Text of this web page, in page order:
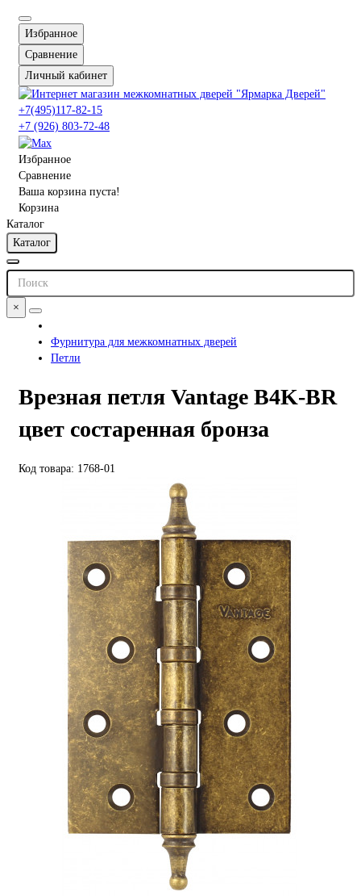
Избранное
Сравнение
Личный кабинет
+7(495)117-82-15
+7 (926) 803-72-48
Избранное
Сравнение
Ваша корзина пуста!
Корзина
Каталог
Каталог
×
Фурнитура для межкомнатных дверей
Петли
Врезная петля Vantage B4K-BR
цвет состаренная бронза
Код товара: 1768-01